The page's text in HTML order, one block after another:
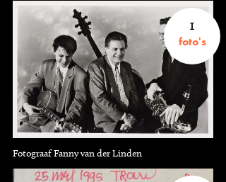
1
foto's
Fotograaf Fanny van der Linden